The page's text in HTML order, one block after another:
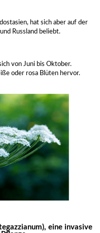
hat sich aber auf der
Russland beliebt.
von Juni bis Oktober.
oder rosa Blüten hervor.
eine invasive